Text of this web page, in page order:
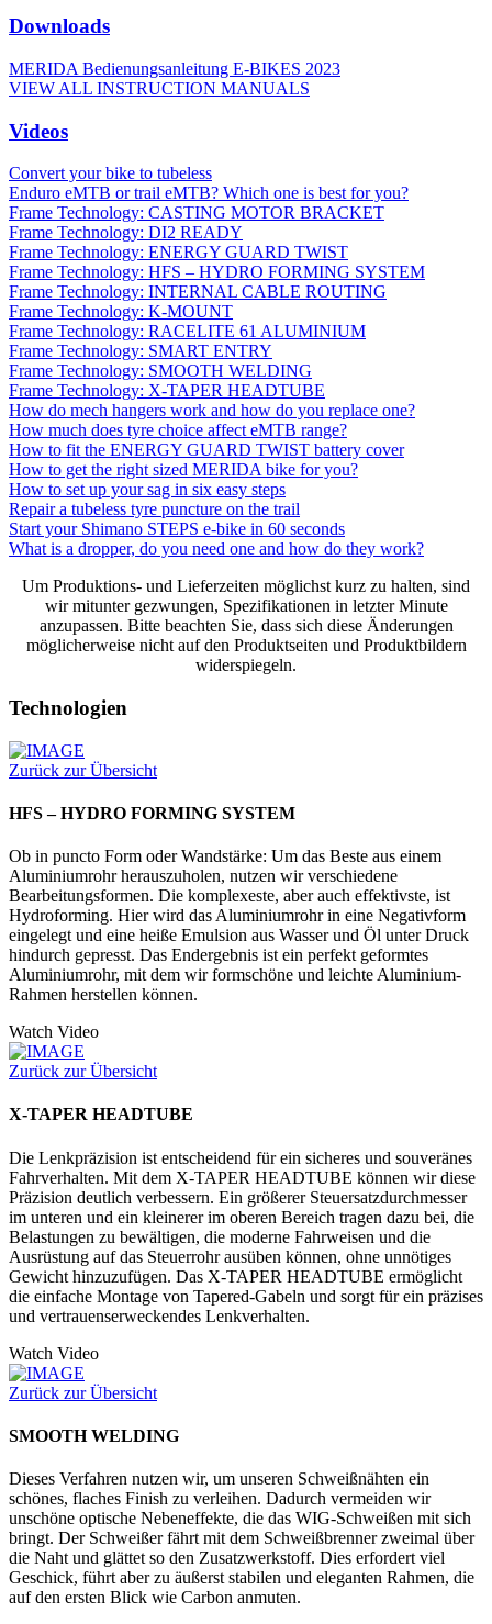
Downloads
MERIDA Bedienungsanleitung E-BIKES 2023
VIEW ALL INSTRUCTION MANUALS
Videos
Convert your bike to tubeless
Enduro eMTB or trail eMTB? Which one is best for you?
Frame Technology: CASTING MOTOR BRACKET
Frame Technology: DI2 READY
Frame Technology: ENERGY GUARD TWIST
Frame Technology: HFS – HYDRO FORMING SYSTEM
Frame Technology: INTERNAL CABLE ROUTING
Frame Technology: K-MOUNT
Frame Technology: RACELITE 61 ALUMINIUM
Frame Technology: SMART ENTRY
Frame Technology: SMOOTH WELDING
Frame Technology: X-TAPER HEADTUBE
How do mech hangers work and how do you replace one?
How much does tyre choice affect eMTB range?
How to fit the ENERGY GUARD TWIST battery cover
How to get the right sized MERIDA bike for you?
How to set up your sag in six easy steps
Repair a tubeless tyre puncture on the trail
Start your Shimano STEPS e-bike in 60 seconds
What is a dropper, do you need one and how do they work?
Um Produktions- und Lieferzeiten möglichst kurz zu halten, sind
wir mitunter gezwungen, Spezifikationen in letzter Minute
anzupassen. Bitte beachten Sie, dass sich diese Änderungen
möglicherweise nicht auf den Produktseiten und Produktbildern
widerspiegeln.
Technologien
Zurück zur Übersicht
HFS – HYDRO FORMING SYSTEM
Ob in puncto Form oder Wandstärke: Um das Beste aus einem
Aluminiumrohr herauszuholen, nutzen wir verschiedene
Bearbeitungsformen. Die komplexeste, aber auch effektivste, ist
Hydroforming. Hier wird das Aluminiumrohr in eine Negativform
eingelegt und eine heiße Emulsion aus Wasser und Öl unter Druck
hindurch gepresst. Das Endergebnis ist ein perfekt geformtes
Aluminiumrohr, mit dem wir formschöne und leichte Aluminium-
Rahmen herstellen können.
Watch Video
Zurück zur Übersicht
X-TAPER HEADTUBE
Die Lenkpräzision ist entscheidend für ein sicheres und souveränes
Fahrverhalten. Mit dem X-TAPER HEADTUBE können wir diese
Präzision deutlich verbessern. Ein größerer Steuersatzdurchmesser
im unteren und ein kleinerer im oberen Bereich tragen dazu bei, die
Belastungen zu bewältigen, die moderne Fahrweisen und die
Ausrüstung auf das Steuerrohr ausüben können, ohne unnötiges
Gewicht hinzuzufügen. Das X-TAPER HEADTUBE ermöglicht
die einfache Montage von Tapered-Gabeln und sorgt für ein präzises
und vertrauenserweckendes Lenkverhalten.
Watch Video
Zurück zur Übersicht
SMOOTH WELDING
Dieses Verfahren nutzen wir, um unseren Schweißnähten ein
schönes, flaches Finish zu verleihen. Dadurch vermeiden wir
unschöne optische Nebeneffekte, die das WIG-Schweißen mit sich
bringt. Der Schweißer fährt mit dem Schweißbrenner zweimal über
die Naht und glättet so den Zusatzwerkstoff. Dies erfordert viel
Geschick, führt aber zu äußerst stabilen und eleganten Rahmen, die
auf den ersten Blick wie Carbon anmuten.